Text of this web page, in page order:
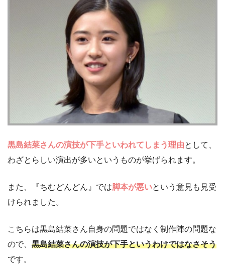
黒島結菜さんの演技が下手といわれてしまう理由として、
わざとらしい演出が多いというものが挙げられます。
また、『ちむどんどん』では脚本が悪いという意見も見受
けられました。
こちらは黒島結菜さん自身の問題ではなく制作陣の問題な
ので、 黒島結菜さんの演技が下手というわけではなさそう
です。